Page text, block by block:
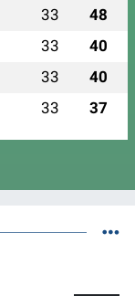
33 48
33 40
33 40
33 37